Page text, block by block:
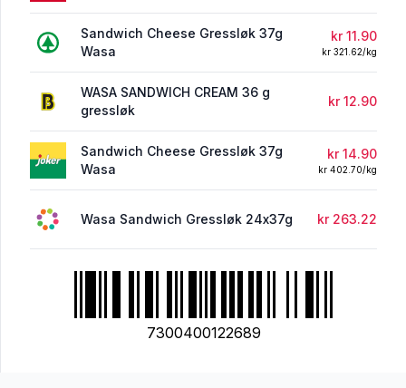
Sandwich Cheese Gressløk 37g
Wasa
kr 11.90
kr 321.62/kg
WASA SANDWICH CREAM 36 g
gressløk
kr 12.90
Sandwich Cheese Gressløk 37g
Wasa
kr 14.90
kr 402.70/kg
Wasa Sandwich Gressløk 24x37g kr 263.22
7300400122689